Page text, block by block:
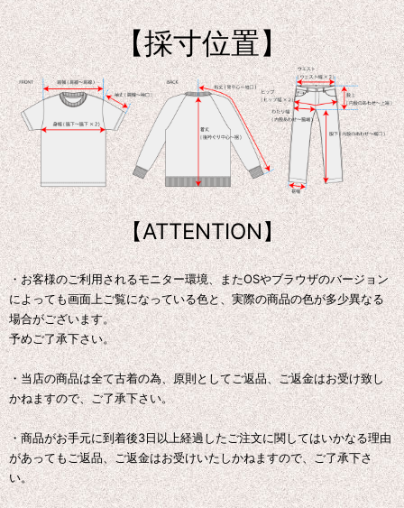
【採寸位置】
【ATTENTION】
・お客様のご利用されるモニター環境、またOSやブラウザのバージョン
によっても画面上ご覧になっている色と、実際の商品の色が多少異なる
場合がございます。
予めご了承下さい。
・当店の商品は全て古着の為、原則としてご返品、ご返金はお受け致し
かねますので、ご了承下さい。
・商品がお手元に到着後3日以上経過したご注文に関してはいかなる理由
があってもご返品、ご返金はお受けいたしかねますので、ご了承下さ
い。